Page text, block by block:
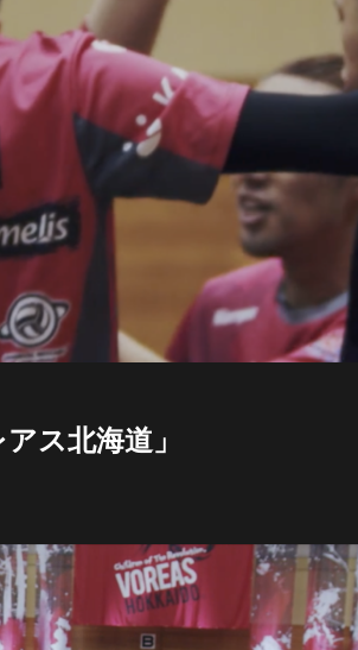
ス北海道」